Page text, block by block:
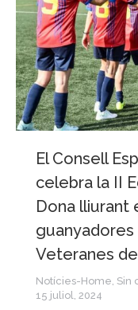
El Consell
celebra la II
Dona lliurant
Veteranes
Notícies-Home Sin
15 juliol, 2024